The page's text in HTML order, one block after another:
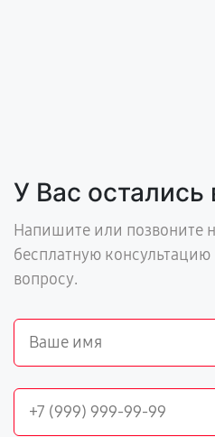
У Вас
Напишите или позвоните
бесплатную
вопросу.